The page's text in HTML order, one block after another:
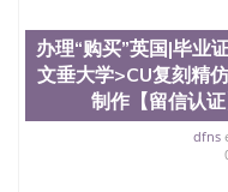
微信551190476学士
551190476 国外资格
办理学历认证QQ微
QQ微信551190476
University, 又译为“圣
年，简称SJSU，是
西地区的公立大学之
办理“购买”英国|毕
文垂大学>CU复刻精
制作【留信认
dfns